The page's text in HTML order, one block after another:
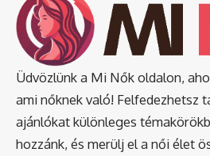
Üdvözlünk a Mi Nők oldalon,
ami nőknek való! Felfedezhetsz
ajánlókat különleges
hozzánk, és merülj el a női élet